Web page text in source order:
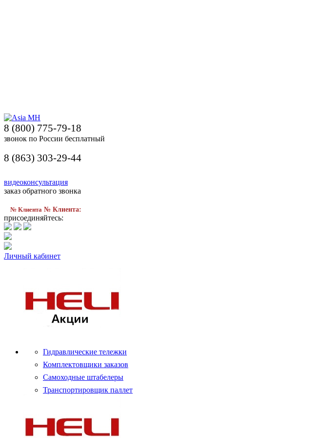
8 (800) 775-79-18
звонок по России бесплатный
8 (863) 303-29-44
видеоконсультация
заказ обратного звонка
№ Клиента № Клиента:
присоединяйтесь:
Личный кабинет
Гидравлические тележки
Комплектовщики заказов
Самоходные штабелеры
Транспортировщик паллет